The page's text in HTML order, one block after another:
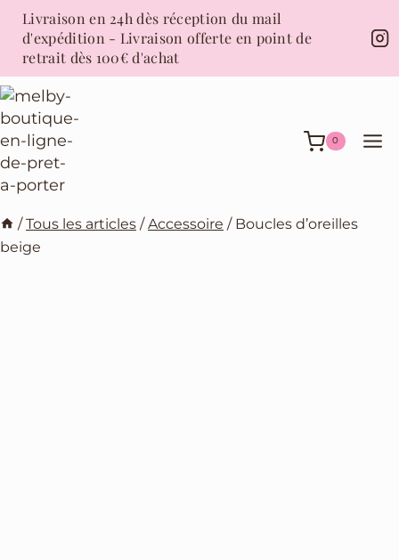
Aller
contenu
Livraison en 24h dès réception du mail
d'expédition - Livraison offerte en point de
retrait dès 100€ d'achat
0
/ Tous les articles / Accessoire / Boucles d’oreilles
beige